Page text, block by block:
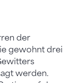
der
gewohnt drei
werden.